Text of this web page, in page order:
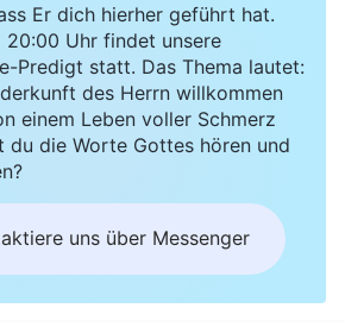
Er dich hierher geführt hat.
20:00 Uhr findet unsere
Predigt statt. Das Thema lautet:
des Herrn willkommen
einem Leben voller Schmerz
du die Worte Gottes hören und
uns über Messenger